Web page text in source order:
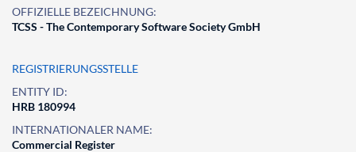
OFFIZIELLE BEZEICHNUNG:
TCSS - The Contemporary Software Society GmbH
REGISTRIERUNGSSTELLE
ENTITY ID:
HRB 180994
INTERNATIONALER NAME:
Commercial Register